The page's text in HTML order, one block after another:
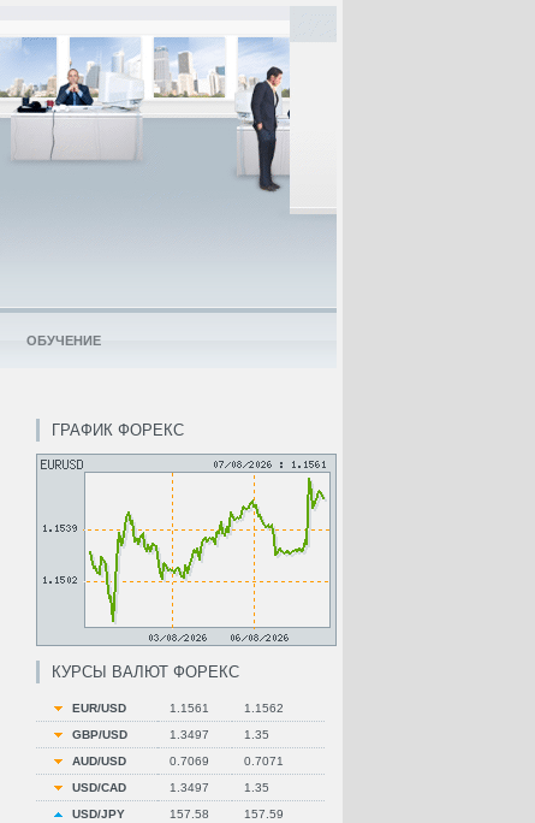
ГРАФИК ФОРЕКС
КУРСЫ ВАЛЮТ ФОРЕКС
EUR/USD 1.1561
1.1562
GBP/USD
1.3497
1.35
AUD/USD
0.7069
0.7071
USD/CAD
1.3497
1.35
USD/JPY
157.58
157.59
ОБУЧЕНИЕ